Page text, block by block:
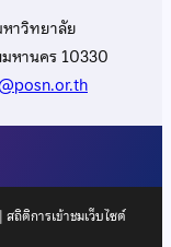
าวิทยาลัย
หานคร 10330
ถิติการเข้าชมเว็บไซต์